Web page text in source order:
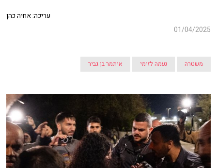
עריכה: אחיה כהן
01/04/2025
משטרה נעמה לזימי איתמר בן גביר